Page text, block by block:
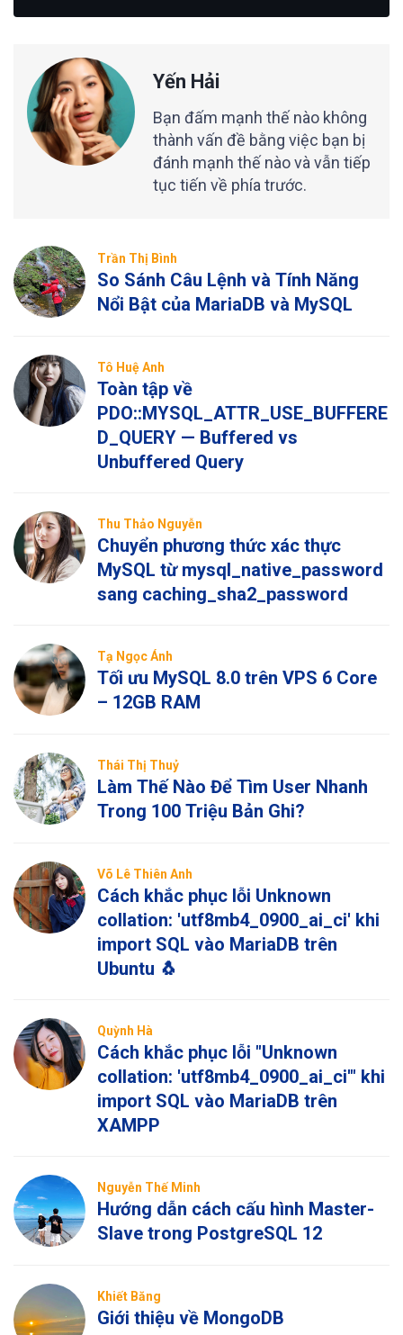
Yến Hải
Bạn đấm mạnh thế nào không
thành vấn đề bằng việc bạn bị
đánh mạnh thế nào và vẫn tiếp
tục tiến về phía trước.
Trần Thị Bình
So Sánh Câu Lệnh và Tính Năng
Nổi Bật của MariaDB và MySQL
Tô Huệ Anh
Toàn tập về
PDO::MYSQL_ATTR_USE_BUFFERE
D_QUERY — Buffered vs
Unbuffered Query
Thu Thảo Nguyễn
Chuyển phương thức xác thực
MySQL từ mysql_native_password
sang caching_sha2_password
Tạ Ngọc Ánh
Tối ưu MySQL 8.0 trên VPS 6 Core
– 12GB RAM
Thái Thị Thuỷ
Làm Thế Nào Để Tìm User Nhanh
Trong 100 Triệu Bản Ghi?
Võ Lê Thiên Anh
Cách khắc phục lỗi Unknown
collation: 'utf8mb4_0900_ai_ci' khi
import SQL vào MariaDB trên
Ubuntu 🐧
Quỳnh Hà
Cách khắc phục lỗi "Unknown
collation: 'utf8mb4_0900_ai_ci'" khi
import SQL vào MariaDB trên
XAMPP
Nguyễn Thế Minh
Hướng dẫn cách cấu hình Master-
Slave trong PostgreSQL 12
Khiết Băng
Giới thiệu về MongoDB